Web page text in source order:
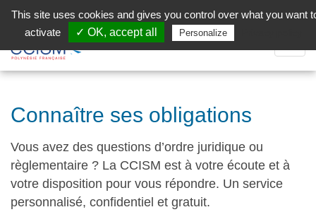
Facebook (Customer Chat) is disabled.
la
Connaître ses obligations
Vous avez des questions d’ordre juridique ou
règlementaire ? La CCISM est à votre écoute et à
votre disposition pour vous répondre. Un service
personnalisé, confidentiel et gratuit.
This site uses cookies and gives you control over what you want
activate
✓ OK, accept all Personalize